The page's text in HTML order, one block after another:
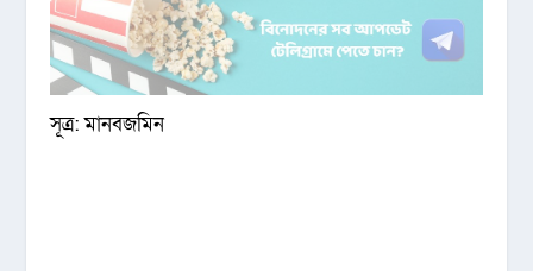
সূত্র: মানবজমিন